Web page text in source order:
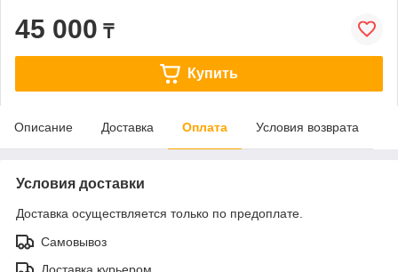
45 000 ₸
Купить
Описание Доставка Оплата Условия возврата
Условия доставки
Доставка осуществляется только по предоплате.
Самовывоз